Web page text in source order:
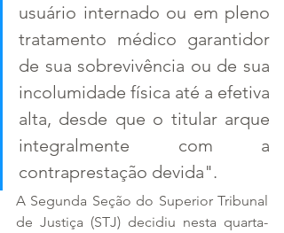
usuário internado ou em pleno
tratamento médico garantidor
de sua sobrevivência ou de sua
incolumidade física até a efetiva
alta, desde que o titular arque
integralmente com a
contraprestação devida".
A Segunda Seção do Superior Tribunal
de Justiça (STJ) decidiu nesta quarta-